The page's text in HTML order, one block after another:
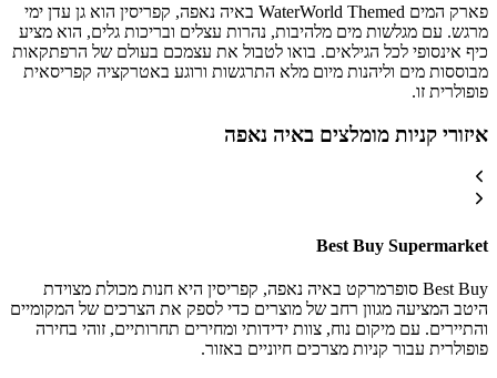
פארק המים WaterWorld Themed באיה נאפה, קפריסין הוא גן עדן ימי
מרגש. עם מגלשות מים מלהיבות, נהרות עצלים ובריכות גלים, הוא מציע
כיף אינסופי לכל הגילאים. בואו לטבול את עצמכם בעולם של הרפתקאות
מבוססות מים וליהנות מיום מלא התרגשות ורוגע באטרקציה קפריסאית
פופולרית זו.
איזורי קניות מומלצים באיה נאפה
Best Buy Supermarket
Best Buy סופרמרקט באיה נאפה, קפריסין היא חנות מכולת מצוידת
היטב המציעה מגוון רחב של מוצרים כדי לספק את הצרכים של המקומיים
והתיירים. עם מיקום נוח, צוות ידידותי ומחירים תחרותיים, זוהי בחירה
פופולרית עבור קניות מצרכים חיוניים באזור.